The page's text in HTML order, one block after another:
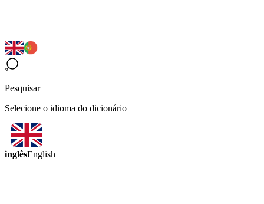
Pesquisar
Selecione o idioma do dicionário
inglêsEnglish